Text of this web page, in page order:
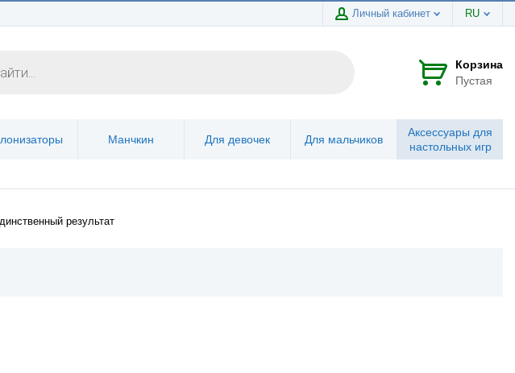
Личный кабинет RU
Корзина
Пустая
Манчкин Для девочек Для мальчиков
Аксессуары для
настольных игр
результат